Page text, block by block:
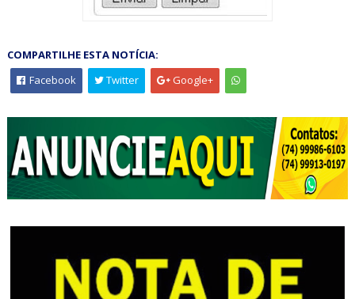
COMPARTILHE ESTA NOTÍCIA:
Facebook
Twitter Google+